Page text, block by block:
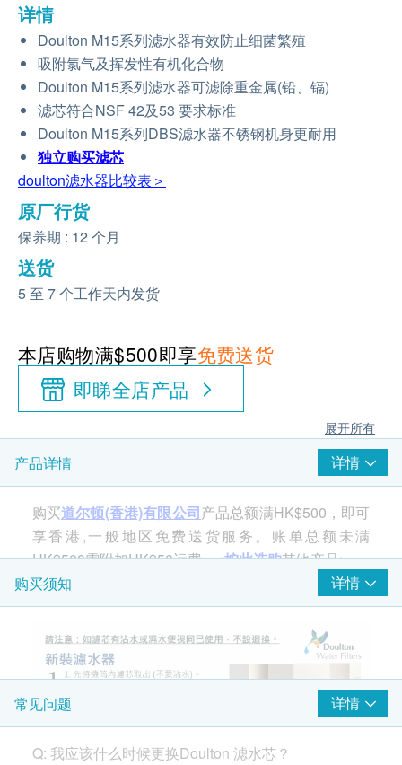
详情
Doulton M15系列滤水器有效防止细菌繁殖
吸附氯气及挥发性有机化合物
Doulton M15系列滤水器可滤除重金属(铅、镉)
滤芯符合NSF 42及53 要求标准
Doulton M15系列DBS滤水器不锈钢机身更耐用
独立购买滤芯
doulton滤水器比较表＞
原厂行货
保养期 : 12 个月
送货
5 至 7 个工作天内发货
本店购物满$500即享免费送货
即睇全店产品
展开所有
产品详情 详情
购买道尔顿(香港)有限公司产品总额满HK$500，即可
享香港,一般地区免费送货服务。账单总额未满
HK$500需附加HK$50运费。<按此选购其他产品>
购买须知 详情
常见问题 详情
Q: 我应该什么时候更换Doulton 滤水芯？